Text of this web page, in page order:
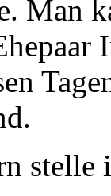
Man
stelle